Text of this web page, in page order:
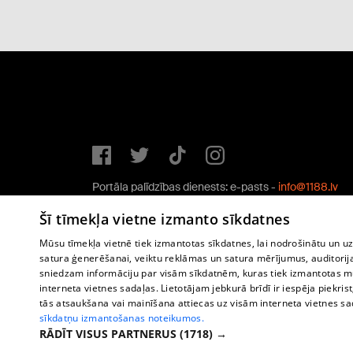
Portāla palīdzības dienests: e-pasts - info@1188.lv
Copyright © 2004-2026 SIA HELIO MEDIA.
Šī tīmekļa vietne izmanto sīkdatnes
Mūsu tīmekļa vietnē tiek izmantotas sīkdatnes, lai nodrošinātu un
satura ģenerēšanai, veiktu reklāmas un satura mērījumus,
sniedzam informāciju par visām sīkdatnēm, kuras tiek izmantotas
interneta vietnes sadaļas. Lietotājam jebkurā brīdī ir iespēja
tās atsaukšana vai mainīšana attiecas uz visām interneta vietnes
sīkdatņu izmantošanas noteikumos.
RĀDĪT VISUS PARTNERUS (1718) →